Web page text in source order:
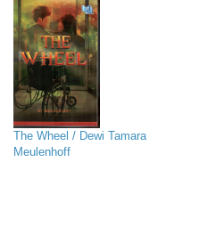
The Wheel / Dewi Tamara
Meulenhoff